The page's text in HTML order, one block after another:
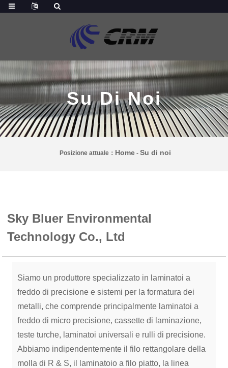
Su Di Noi
Posizione attuale： Home - Su di noi
Sky Bluer Environmental
Technology Co., Ltd
Siamo un produttore specializzato in laminatoi a
freddo di precisione e sistemi per la formatura dei
metalli, che comprende principalmente laminatoi a
freddo di micro precisione, cassette di laminazione,
teste turche, laminatoi universali e rulli di precisione.
Abbiamo indipendentemente il filo rettangolare della
molla di R & S, il laminatoio a filo piatto, la linea